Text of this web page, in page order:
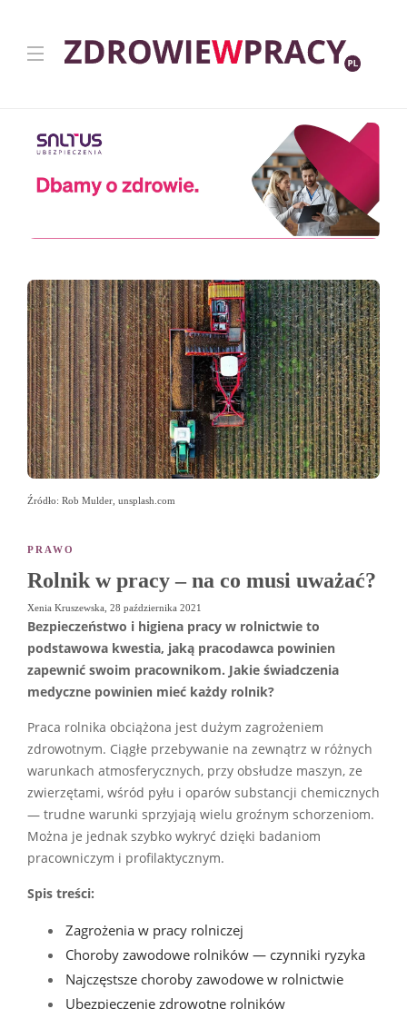
Źródło: Rob Mulder, unsplash.com
PRAWO
Rolnik w pracy – na co musi uważać?
Xenia Kruszewska 28 października 2021
Bezpieczeństwo i higiena pracy w rolnictwie to
podstawowa kwestia, jaką pracodawca powinien
zapewnić swoim pracownikom. Jakie świadczenia
medyczne powinien mieć każdy rolnik?
Praca rolnika obciążona jest dużym zagrożeniem
zdrowotnym. Ciągłe przebywanie na zewnątrz w różnych
warunkach atmosferycznych, przy obsłudze maszyn, ze
zwierzętami, wśród pyłu i oparów substancji chemicznych
— trudne warunki sprzyjają wielu groźnym schorzeniom.
Można je jednak szybko wykryć dzięki badaniom
pracowniczym i profilaktycznym.
Spis treści:
Zagrożenia w pracy rolniczej
Choroby zawodowe rolników — czynniki ryzyka
Najczęstsze choroby zawodowe w rolnictwie
Ubezpieczenie zdrowotne rolników